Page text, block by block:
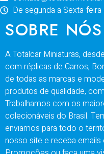
De segunda a Sexta-
SOBRE NÓS
A Totalcar Miniaturas,
com réplicas de Carros,
de todas as marcas e
produtos de qualidade,
Trabalhamos com os
colecionáveis do Brasil.
enviamos para todo o
nosso site e receba